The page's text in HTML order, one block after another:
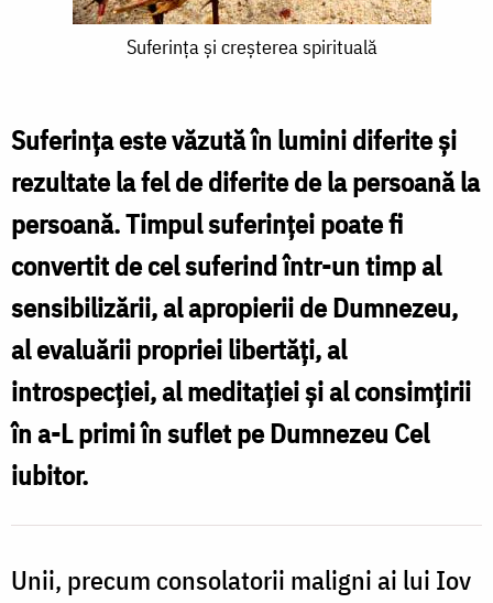
creșterea
spirituală
Suferinţa şi creșterea spirituală
Suferința este văzută în lumini diferite şi
rezultate la fel de diferite de la persoană la
persoană. Timpul suferinței poate fi
convertit de cel suferind într-un timp al
sensibilizării, al apropierii de Dumnezeu,
al evaluării propriei libertăți, al
introspecției, al meditației și al consimțirii
în a-L primi în suflet pe Dumnezeu Cel
iubitor.
Unii, precum consolatorii maligni ai lui Iov